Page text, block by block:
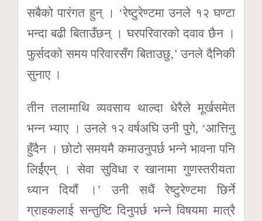
सबैको पारंगत हुन् । ‘रेष्टुरेण्टमा उनले १२ घण्टा
भन्दा बढी बिताउँछन् । घरपरिवारको दवाव छैन ।
फुर्सदको समय परिवारसँग बिताउछु,’ उनले दैनिकी
सुनाए ।
तीन तलामाथि व्यवसाय थाल्दा धेरैले मूर्खसमेत
भन्न भ्याए । उनले १२ वर्षअघि उनी पुगे, ‘आत्तिनु
हुँदैन । छोटो समयमै कमाउनुपर्छ भन्ने भावना पनि
लिर्ईएन् । सेवा सुविधा र खानामा गुणस्तरीयता
ध्यान दियौं ।’ उनी सधैं रेष्टुरेण्टमा छिर्ने
ग्राहकलाई सन्तुष्टि दिनुपर्छ भन्ने विषयमा मात्रै